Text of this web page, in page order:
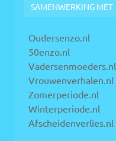
SAMENWERKING MET
Oudersenzo.nl
50enzo.nl
Vadersenmoeders.nl
Vrouwenverhalen.nl
Zomerperiode.nl
Winterperiode.nl
Afscheidenverlies.nl